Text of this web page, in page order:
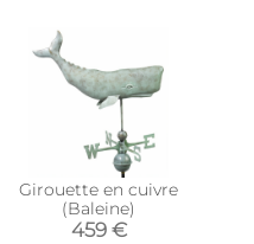
Girouette en cuivre
(Baleine)
459 €